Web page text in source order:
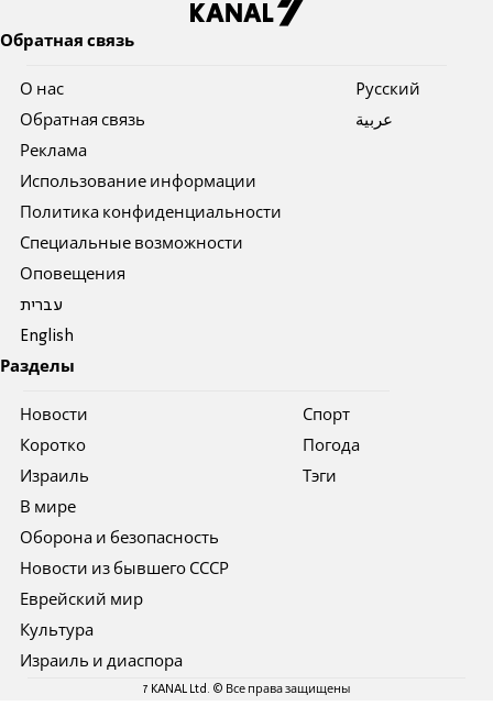
Обратная связь
О нас
Обратная связь
Реклама
Использование информации
Политика конфиденциальности
Специальные возможности
Оповещения
עברית
English
Pусский
عربية
Разделы
Новости
Коротко
Израиль
В мире
Оборона и безопасность
Новости из бывшего СССР
Еврейский мир
Культура
Израиль и диаспора
Спорт
Погода
Тэги
7 KANAL Ltd. © Все права защищены